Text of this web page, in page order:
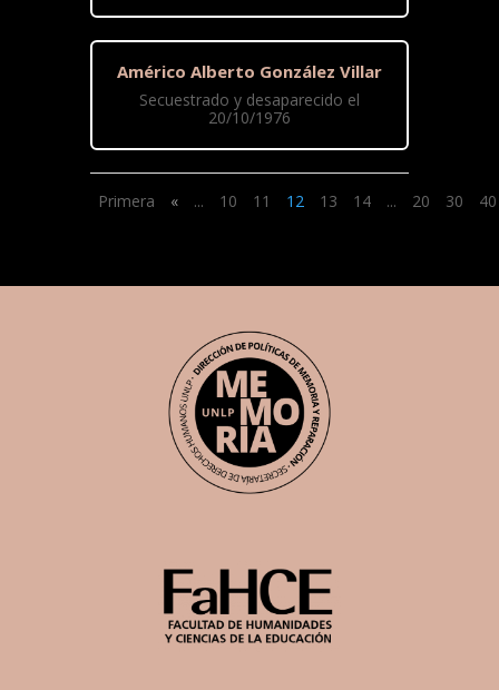
Américo Alberto González Villar
Secuestrado y desaparecido el
20/10/1976
Primera « ... 10 11 12 13 14 ... 20 30 40